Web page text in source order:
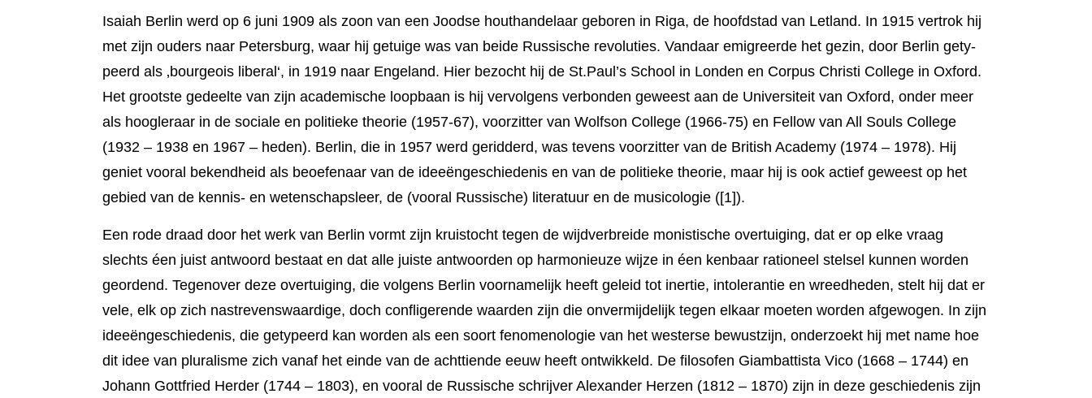
Isaiah Berlin werd op 6 juni 1909 als zoon van een Joodse houthandelaar gebo­ren in Riga, de hoofdstad van Letland. In 1915 vertrok hij
met zijn ouders naar Peters­burg, waar hij getuige was van beide Russische revoluties. Vandaar emigreerde het gezin, door Berlin gety­
peerd als ‚bourgeois liberal‘, in 1919 naar Engeland. Hier bezocht hij de St.Paul’s School in Londen en Corpus Christi College in Oxford.
Het grootste gedeelte van zijn academi­sche loop­baan is hij vervolgens verbonden geweest aan de Universiteit van Oxford, onder meer
als hoogleraar in de socia­le en politie­ke theorie (1957-67), voorzit­ter van Wolfson College (1966-75) en Fellow van All Souls College
(1932 – 1938 en 1967 – heden). Berlin, die in 1957 werd gerid­derd, was tevens voorzit­ter van de British Academy (1974 – 1978). Hij
geniet voor­al bekend­heid als beoefenaar van de ideeën­geschiede­nis en van de politieke theorie, maar hij is ook actief geweest op het
gebied van de kennis- en wetenschapsleer, de (vooral Russi­sche) literatuur en de musicolo­gie ([1]).
Een rode draad door het werk van Berlin vormt zijn kruistocht tegen de wijdver­brei­de monistische overtuiging, dat er op elke vraag
slechts éen juist antwoord bestaat en dat alle juiste antwoorden op harmonieu­ze wijze in éen kenbaar rationeel stelsel kunnen worden
geordend. Tegenover deze overtui­ging, die volgens Berlin voornamelijk heeft geleid tot inertie, intolerantie en wreed­heden, stelt hij dat er
vele, elk op zich nastrevenswaardige, doch conflige­rende waarden zijn die onvermij­delijk tegen elkaar moeten worden afgewogen. In zijn
ideeënge­schiedenis, die getypeerd kan worden als een soort fenomeno­logie van het westerse bewust­zijn, onderzoekt hij met name hoe
dit idee van pluralisme zich vanaf het einde van de achttien­de eeuw heeft ontwik­keld. De filosofen Giambattista Vico (1668 – 1744) en
Johann Gottfried Herder (1744 – 1803), en vooral de Russi­sche schrijver Alexander Herzen (1812 – 1870) zijn in deze geschie­denis zijn